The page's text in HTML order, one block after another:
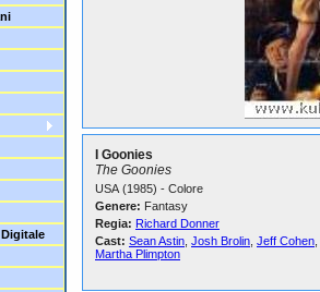
I Goonies
The Goonies
USA (1985) - Colore
Genere: Fantasy
Regia: Richard Donner
Cast: Sean Astin Josh Brolin Jeff Cohen
Martha Plimpton